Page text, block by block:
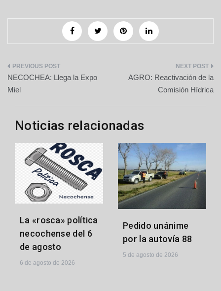
Navegación
de
entradas
NECOCHEA: Llega la Expo
Miel
AGRO: Reactivación de la
Comisión Hídrica
Noticias relacionadas
La «rosca» política
necochense del 6
de agosto
6 de agosto de 2026
Pedido unánime
por la autovía 88
5 de agosto de 2026